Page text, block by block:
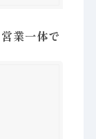
業一体で